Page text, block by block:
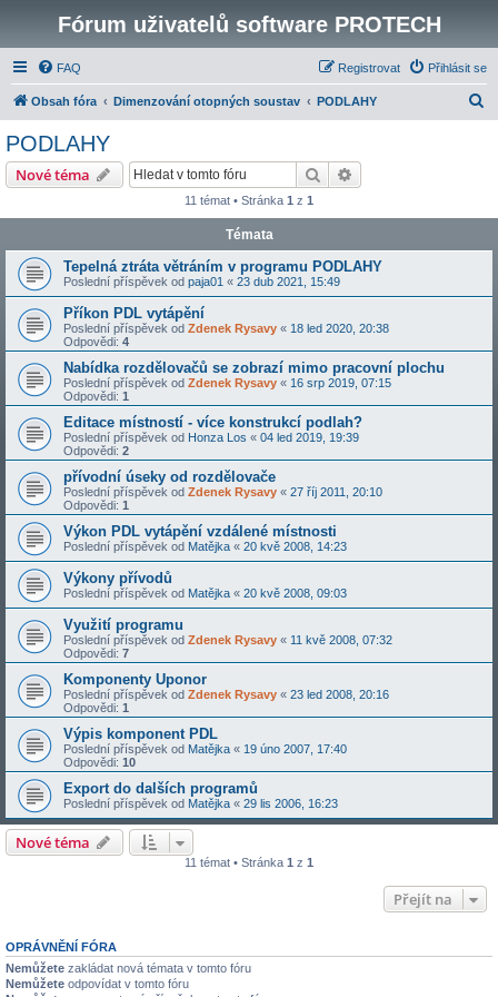
Fórum uživatelů software PROTECH
FAQ Přihlásit se
Registrovat
Obsah fóra Dimenzování otopných soustav PODLAHY
PODLAHY
Nové téma Hledat
11 témat • Stránka 1 z 1
Témata
Tepelná ztráta větráním v programu PODLAHY
Poslední příspěvek od paja01 « 23 dub 2021, 15:49
Příkon PDL vytápění
Poslední příspěvek od Zdenek Rysavy « 18 led 2020, 20:38
Odpovědi: 4
Nabídka rozdělovačů se zobrazí mimo pracovní plochu
Poslední příspěvek od Zdenek Rysavy « 16 srp 2019, 07:15
Odpovědi: 1
Editace místností - více konstrukcí podlah?
Poslední příspěvek od Honza Los « 04 led 2019, 19:39
Odpovědi: 2
přívodní úseky od rozdělovače
Poslední příspěvek od Zdenek Rysavy « 27 říj 2011, 20:10
Odpovědi: 1
Výkon PDL vytápění vzdálené místnosti
Poslední příspěvek od Matějka « 20 kvě 2008, 14:23
Výkony přívodů
Poslední příspěvek od Matějka « 20 kvě 2008, 09:03
Využití programu
Poslední příspěvek od Zdenek Rysavy « 11 kvě 2008, 07:32
Odpovědi: 7
Komponenty Uponor
Poslední příspěvek od Zdenek Rysavy « 23 led 2008, 20:16
Odpovědi: 1
Výpis komponent PDL
Poslední příspěvek od Matějka « 19 úno 2007, 17:40
Odpovědi: 10
Export do dalších programů
Poslední příspěvek od Matějka « 29 lis 2006, 16:23
Nové téma
11 témat • Stránka 1 z 1
Přejít na
OPRÁVNĚNÍ FÓRA
Nemůžete zakládat nová témata v tomto fóru
Nemůžete odpovídat v tomto fóru